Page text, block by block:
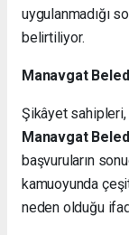
uygulanmadığı
belirtiliyor.
Manavgat
Şikâyet
Manavgat
başvuruların
kamuoyunda
neden olduğu